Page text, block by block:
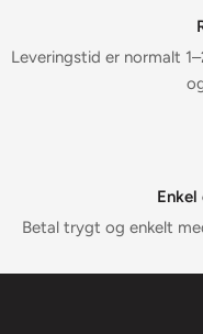
Leveringstid er normalt
Betal trygt og enkelt